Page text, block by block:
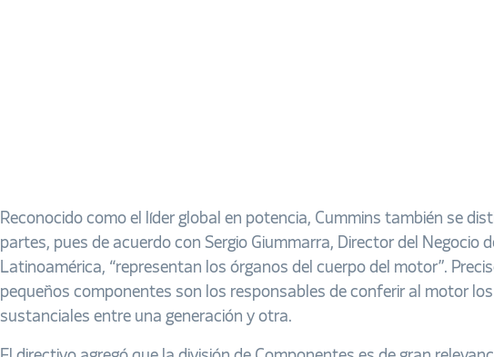
Reconocido como el líder global en potencia, Cummins también se
partes, pues de acuerdo con Sergio Giummarra, Director del Negocio
Latinoamérica, “representan los órganos del cuerpo del motor”.
pequeños componentes son los responsables de conferir al motor
sustanciales entre una generación y otra.